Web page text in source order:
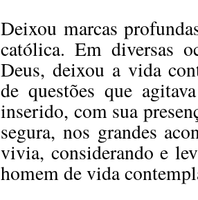
Deixou marcas
católica. Em diversas
Deus, deixou a vida
de questões que
inserido, com sua
segura, nos grandes
vivia, considerando e
homem de vida